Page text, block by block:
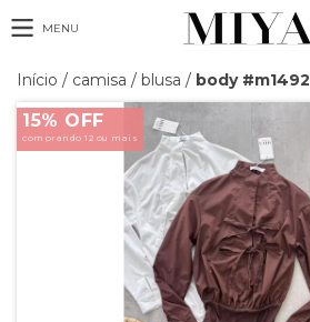
MENU
Início / camisa / blusa / body #m1492
15% OFF
comprando 12 ou mais